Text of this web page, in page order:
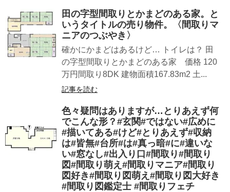
田の字型間取りとかまどのある家。と
いうタイトルの売り物件。〈間取りマ
ニアのつぶやき〉
確かにかまどはあるけど… トイレは？ 田
の字型間取りとかまどのある家 価格 120
万円間取り8DK 建物面積167.83m2 土...
記事を読む
色々疑問はありますが…とりあえず何
でこんな形？#玄関#ではない#広めに
#描いてある#けど#とりあえず#収納
は#皆無#台所#は#真っ暗#に#違いな
い#窓なし#出入り口#間取り#間取り
図#間取り萌え#間取りマニア#間取り
図好き#間取り図萌え#間取り図大好き
#間取り図鑑定士 #間取りフェチ